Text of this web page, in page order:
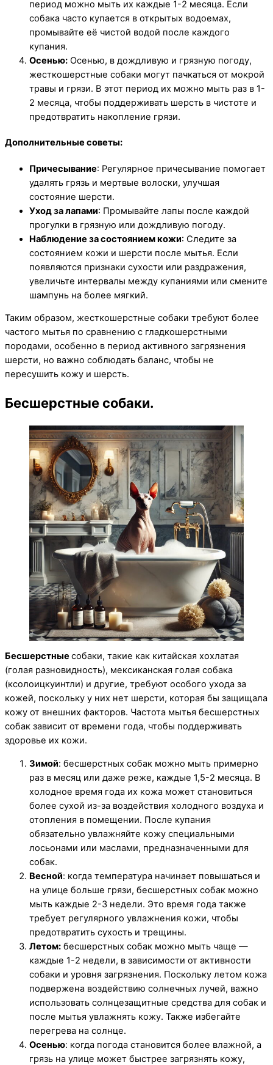
период можно мыть их каждые 1-2 месяца. Если
собака часто купается в открытых водоемах,
промывайте её чистой водой после каждого
купания.
Осенью: Осенью, в дождливую и грязную погоду,
жесткошерстные собаки могут пачкаться от мокрой
травы и грязи. В этот период их можно мыть раз в 1-
2 месяца, чтобы поддерживать шерсть в чистоте и
предотвратить накопление грязи.
Дополнительные советы:
Причесывание: Регулярное причесывание помогает
удалять грязь и мертвые волоски, улучшая
состояние шерсти.
Уход за лапами: Промывайте лапы после каждой
прогулки в грязную или дождливую погоду.
Наблюдение за состоянием кожи: Следите за
состоянием кожи и шерсти после мытья. Если
появляются признаки сухости или раздражения,
увеличьте интервалы между купаниями или смените
шампунь на более мягкий.
Таким образом, жесткошерстные собаки требуют более
частого мытья по сравнению с гладкошерстными
породами, особенно в период активного загрязнения
шерсти, но важно соблюдать баланс, чтобы не
пересушить кожу и шерсть.
Бесшерстные собаки.
Бесшерстные собаки, такие как китайская хохлатая
(голая разновидность), мексиканская голая собака
(ксолоицкуинтли) и другие, требуют особого ухода за
кожей, поскольку у них нет шерсти, которая бы защищала
кожу от внешних факторов. Частота мытья бесшерстных
собак зависит от времени года, чтобы поддерживать
здоровье их кожи.
Зимой: бесшерстных собак можно мыть примерно
раз в месяц или даже реже, каждые 1,5-2 месяца. В
холодное время года их кожа может становиться
более сухой из-за воздействия холодного воздуха и
отопления в помещении. После купания
обязательно увлажняйте кожу специальными
лосьонами или маслами, предназначенными для
собак.
Весной: когда температура начинает повышаться и
на улице больше грязи, бесшерстных собак можно
мыть каждые 2-3 недели. Это время года также
требует регулярного увлажнения кожи, чтобы
предотвратить сухость и трещины.
Летом: бесшерстных собак можно мыть чаще —
каждые 1-2 недели, в зависимости от активности
собаки и уровня загрязнения. Поскольку летом кожа
подвержена воздействию солнечных лучей, важно
использовать солнцезащитные средства для собак и
после мытья увлажнять кожу. Также избегайте
перегрева на солнце.
Осенью: когда погода становится более влажной, а
грязь на улице может быстрее загрязнять кожу,